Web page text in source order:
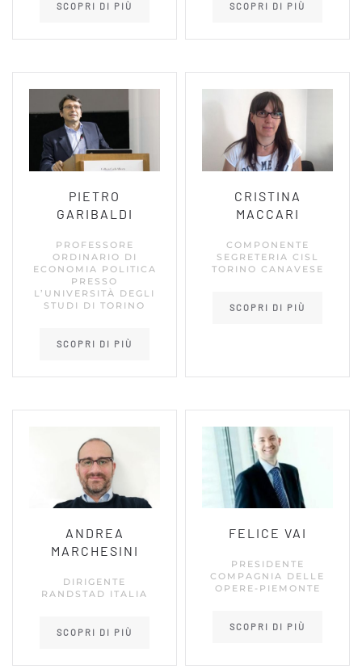
SCOPRI DI PIÙ SCOPRI DI PIÙ
PIETRO
GARIBALDI
PROFESSORE
ORDINARIO DI
ECONOMIA POLITICA
PRESSO
L’UNIVERSITÀ DEGLI
STUDI DI TORINO
SCOPRI DI PIÙ
CRISTINA
MACCARI
COMPONENTE
SEGRETERIA CISL
TORINO CANAVESE
SCOPRI DI PIÙ
ANDREA
MARCHESINI
DIRIGENTE
RANDSTAD ITALIA
SCOPRI DI PIÙ
FELICE VAI
PRESIDENTE
COMPAGNIA DELLE
OPERE-PIEMONTE
SCOPRI DI PIÙ